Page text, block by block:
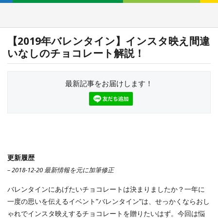
【2019年バレンタイン】インスタ映え間違
いなしのチョコレート解説！
最新記事をお届けします！
更新履歴
– 2018-12-20 最新情報を元に加筆修正
バレンタインにあげたいチョコレートは決まりましたか？一年に
一度の思いを伝えるイベント”バレンタイン”は、せっかくならおし
ゃれでインスタ映えするチョコレートを贈りたいはず。今回は悩